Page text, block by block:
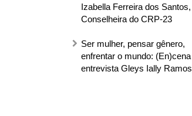
Izabella Ferreira dos Santos,
Conselheira do CRP-23
Ser mulher, pensar gênero,
enfrentar o mundo: (En)cena
entrevista Gleys Ially Ramos